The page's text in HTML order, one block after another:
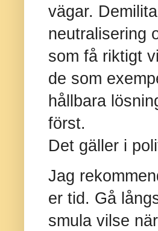
vägar.
neutralisering
som få riktigt
de som
hållbara
först.
Det gäller i
Jag
er tid. Gå
smula vilse